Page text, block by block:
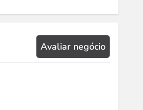
Avaliar negócio